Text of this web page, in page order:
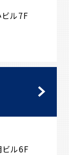
ル7F
ル6F